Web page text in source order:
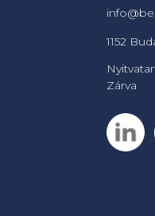
1152
Zárva